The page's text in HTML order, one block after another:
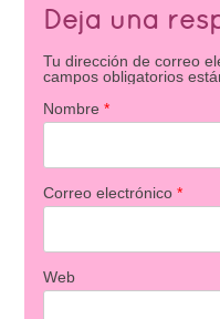
Deja una
Tu dirección de correo
campos obligatorios
Nombre *
Correo electrónico *
Web